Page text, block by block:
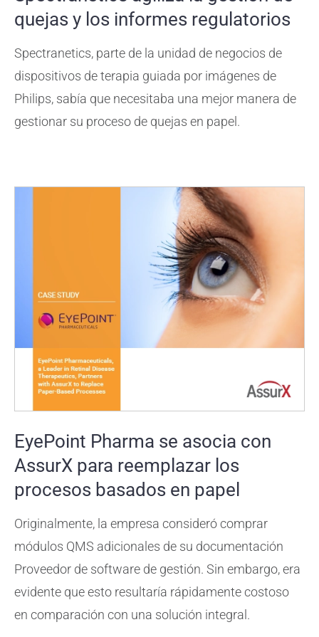
quejas y los informes regulatorios
Spectranetics, parte de la unidad de negocios de
dispositivos de terapia guiada por imágenes de
Philips, sabía que necesitaba una mejor manera de
gestionar su proceso de quejas en papel.
EyePoint Pharma se asocia con
AssurX para reemplazar los
procesos basados ​​en papel
Originalmente, la empresa consideró comprar
módulos QMS adicionales de su documentación
Proveedor de software de gestión. Sin embargo, era
evidente que esto resultaría rápidamente costoso
en comparación con una solución integral.